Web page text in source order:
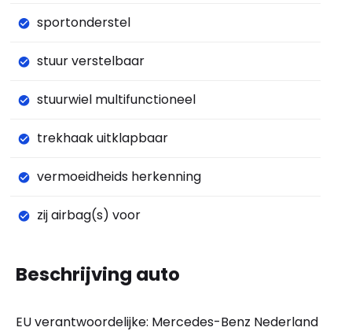
sportonderstel
stuur verstelbaar
stuurwiel multifunctioneel
trekhaak uitklapbaar
vermoeidheids herkenning
zij airbag(s) voor
Beschrijving auto
EU verantwoordelijke: Mercedes-Benz Nederland